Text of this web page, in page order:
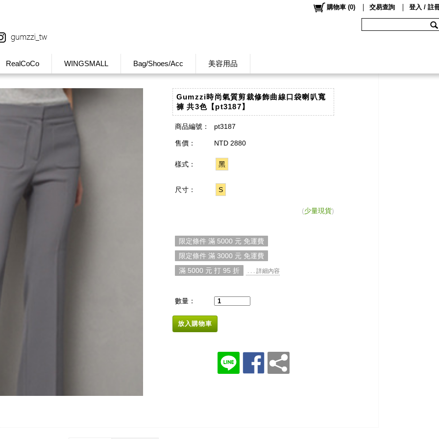
RealCoCo WINGSMALL Bag/Shoes/Acc 美容用品
購物車 (0) 交易查詢 登入 / 註
Gumzzi時尚氣質剪裁修飾曲線口袋喇叭寬
褲 共3色【pt3187】
商品編號： pt3187
售價： NTD 2880
樣式： 黑
尺寸： S
(少量現貨)
限定條件 滿 5000 元 免運費
限定條件 滿 3000 元 免運費
滿 5000 元 打 95 折
. . . 詳細內容
數量：
放入購物車